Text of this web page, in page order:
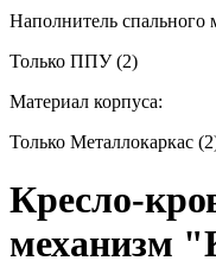
Наполнитель спального
Только ППУ (2)
Материал корпуса:
Только Металлокаркас
Кресло-
механизм